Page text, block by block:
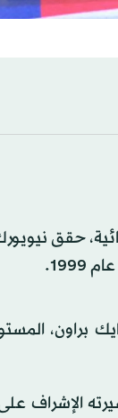
براون،
مسيرته